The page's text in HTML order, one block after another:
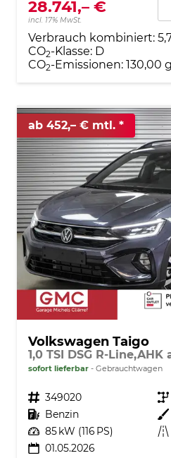
28.741,– €
incl. 17% MwSt.
Verbrauch kombiniert:
CO2-Klasse: D
CO2-Emissionen: 130,00
ab 452,– € mtl.
Volkswagen Taigo
1,0 TSI DSG R-
sofort lieferbar Gebrauchtwagen
Fahrzeugnr. 349020 Getriebe
Kraftstoff Benzin Außenfarbe
Leistung 85 kW (116 PS) Kilometerstand
01.05.2026